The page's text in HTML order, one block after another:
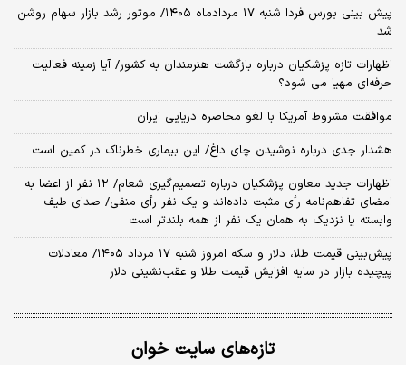
پیش بینی بورس فردا شنبه ۱۷ مردادماه ۱۴۰۵/ موتور رشد بازار سهام روشن
شد
اظهارات تازه پزشکیان درباره بازگشت هنرمندان به کشور/ آیا زمینه فعالیت
حرفه‌ای مهیا می شود؟
موافقت مشروط آمریکا با لغو محاصره دریایی ایران
هشدار جدی درباره نوشیدن چای داغ/ این بیماری خطرناک در کمین است
اظهارات جدید معاون پزشکیان درباره تصمیم‌گیری شعام/ ۱۲ نفر از اعضا به
امضای تفاهم‌نامه رأی مثبت داده‌اند و یک نفر رأی منفی/ صدای طیف
وابسته یا نزدیک به همان یک نفر از همه بلندتر است
پیش‌بینی قیمت طلا، دلار و سکه امروز شنبه ۱۷ مرداد ۱۴۰۵/ معادلات
پیچیده بازار در سایه افزایش قیمت طلا و عقب‌نشینی دلار
تازه‌های سایت خوان